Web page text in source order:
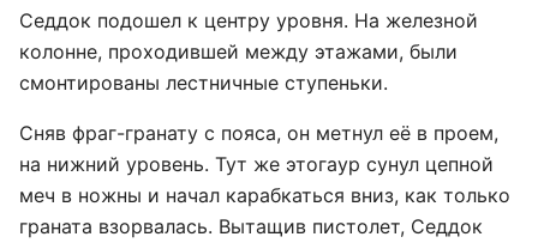
Седдок подошел к центру уровня. На железной
колонне, проходившей между этажами, были
смонтированы лестничные ступеньки.
Сняв фраг-гранату с пояса, он метнул её в проем,
на нижний уровень. Тут же этогаур сунул цепной
меч в ножны и начал карабкаться вниз, как только
граната взорвалась. Вытащив пистолет, Седдок